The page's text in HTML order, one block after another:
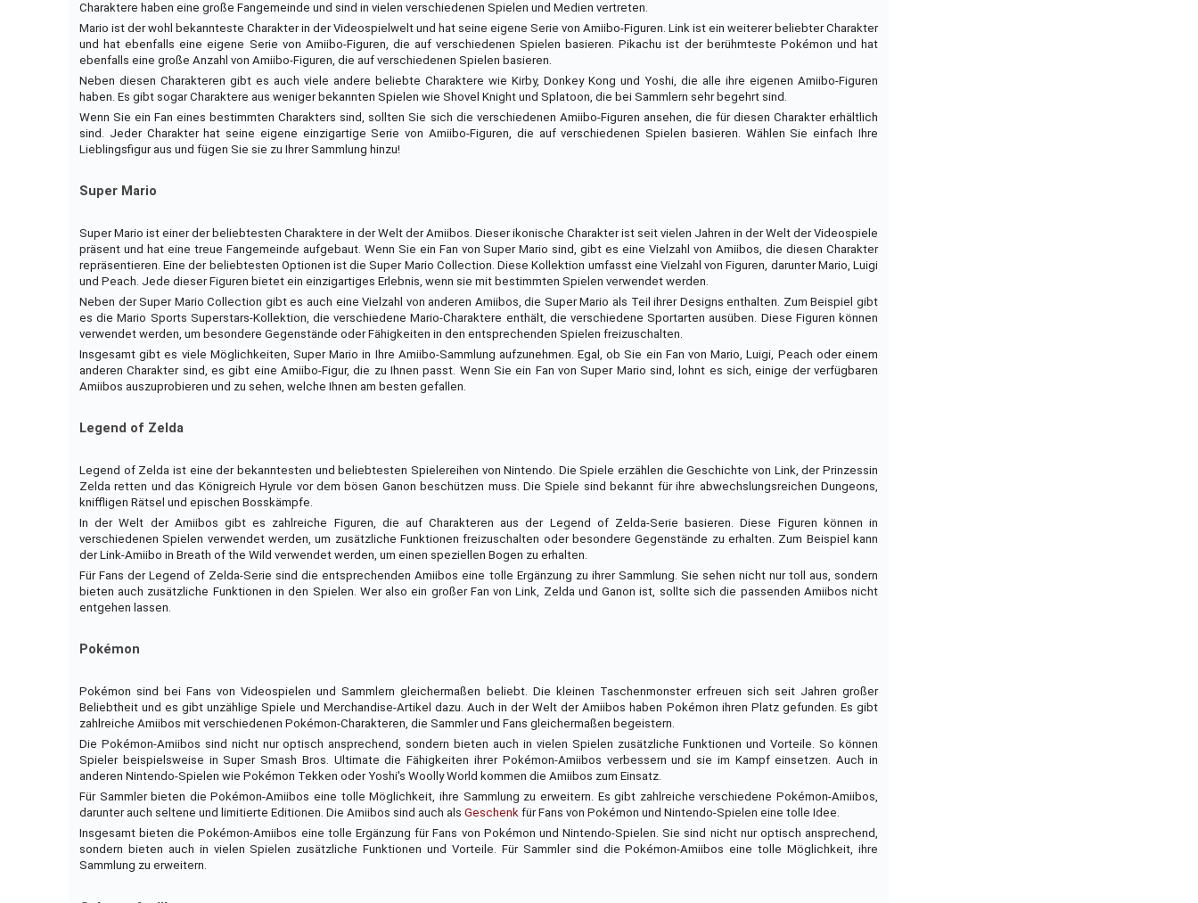
Charaktere haben eine große Fangemeinde und sind in vielen verschiedenen Spielen und Medien vertreten.
Mario ist der wohl bekannteste Charakter in der Videospielwelt und hat seine eigene Serie von Amiibo-Figuren. Link ist ein weiterer beliebter Charakter
und hat ebenfalls eine eigene Serie von Amiibo-Figuren, die auf verschiedenen Spielen basieren. Pikachu ist der berühmteste Pokémon und hat
ebenfalls eine große Anzahl von Amiibo-Figuren, die auf verschiedenen Spielen basieren.
Neben diesen Charakteren gibt es auch viele andere beliebte Charaktere wie Kirby, Donkey Kong und Yoshi, die alle ihre eigenen Amiibo-Figuren
haben. Es gibt sogar Charaktere aus weniger bekannten Spielen wie Shovel Knight und Splatoon, die bei Sammlern sehr begehrt sind.
Wenn Sie ein Fan eines bestimmten Charakters sind, sollten Sie sich die verschiedenen Amiibo-Figuren ansehen, die für diesen Charakter erhältlich
sind. Jeder Charakter hat seine eigene einzigartige Serie von Amiibo-Figuren, die auf verschiedenen Spielen basieren. Wählen Sie einfach Ihre
Lieblingsfigur aus und fügen Sie sie zu Ihrer Sammlung hinzu!
Super Mario
Super Mario ist einer der beliebtesten Charaktere in der Welt der Amiibos. Dieser ikonische Charakter ist seit vielen Jahren in der Welt der Videospiele
präsent und hat eine treue Fangemeinde aufgebaut. Wenn Sie ein Fan von Super Mario sind, gibt es eine Vielzahl von Amiibos, die diesen Charakter
repräsentieren. Eine der beliebtesten Optionen ist die Super Mario Collection. Diese Kollektion umfasst eine Vielzahl von Figuren, darunter Mario, Luigi
und Peach. Jede dieser Figuren bietet ein einzigartiges Erlebnis, wenn sie mit bestimmten Spielen verwendet werden.
Neben der Super Mario Collection gibt es auch eine Vielzahl von anderen Amiibos, die Super Mario als Teil ihrer Designs enthalten. Zum Beispiel gibt
es die Mario Sports Superstars-Kollektion, die verschiedene Mario-Charaktere enthält, die verschiedene Sportarten ausüben. Diese Figuren können
verwendet werden, um besondere Gegenstände oder Fähigkeiten in den entsprechenden Spielen freizuschalten.
Insgesamt gibt es viele Möglichkeiten, Super Mario in Ihre Amiibo-Sammlung aufzunehmen. Egal, ob Sie ein Fan von Mario, Luigi, Peach oder einem
anderen Charakter sind, es gibt eine Amiibo-Figur, die zu Ihnen passt. Wenn Sie ein Fan von Super Mario sind, lohnt es sich, einige der verfügbaren
Amiibos auszuprobieren und zu sehen, welche Ihnen am besten gefallen.
Legend of Zelda
Legend of Zelda ist eine der bekanntesten und beliebtesten Spielereihen von Nintendo. Die Spiele erzählen die Geschichte von Link, der Prinzessin
Zelda retten und das Königreich Hyrule vor dem bösen Ganon beschützen muss. Die Spiele sind bekannt für ihre abwechslungsreichen Dungeons,
kniffligen Rätsel und epischen Bosskämpfe.
In der Welt der Amiibos gibt es zahlreiche Figuren, die auf Charakteren aus der Legend of Zelda-Serie basieren. Diese Figuren können in
verschiedenen Spielen verwendet werden, um zusätzliche Funktionen freizuschalten oder besondere Gegenstände zu erhalten. Zum Beispiel kann
der Link-Amiibo in Breath of the Wild verwendet werden, um einen speziellen Bogen zu erhalten.
Für Fans der Legend of Zelda-Serie sind die entsprechenden Amiibos eine tolle Ergänzung zu ihrer Sammlung. Sie sehen nicht nur toll aus, sondern
bieten auch zusätzliche Funktionen in den Spielen. Wer also ein großer Fan von Link, Zelda und Ganon ist, sollte sich die passenden Amiibos nicht
entgehen lassen.
Pokémon
Pokémon sind bei Fans von Videospielen und Sammlern gleichermaßen beliebt. Die kleinen Taschenmonster erfreuen sich seit Jahren großer
Beliebtheit und es gibt unzählige Spiele und Merchandise-Artikel dazu. Auch in der Welt der Amiibos haben Pokémon ihren Platz gefunden. Es gibt
zahlreiche Amiibos mit verschiedenen Pokémon-Charakteren, die Sammler und Fans gleichermaßen begeistern.
Die Pokémon-Amiibos sind nicht nur optisch ansprechend, sondern bieten auch in vielen Spielen zusätzliche Funktionen und Vorteile. So können
Spieler beispielsweise in Super Smash Bros. Ultimate die Fähigkeiten ihrer Pokémon-Amiibos verbessern und sie im Kampf einsetzen. Auch in
anderen Nintendo-Spielen wie Pokémon Tekken oder Yoshi's Woolly World kommen die Amiibos zum Einsatz.
Für Sammler bieten die Pokémon-Amiibos eine tolle Möglichkeit, ihre Sammlung zu erweitern. Es gibt zahlreiche verschiedene Pokémon-Amiibos,
darunter auch seltene und limitierte Editionen. Die Amiibos sind auch als Geschenkfür Fans von Pokémon und Nintendo-Spielen eine tolle Idee.
Insgesamt bieten die Pokémon-Amiibos eine tolle Ergänzung für Fans von Pokémon und Nintendo-Spielen. Sie sind nicht nur optisch ansprechend,
sondern bieten auch in vielen Spielen zusätzliche Funktionen und Vorteile. Für Sammler sind die Pokémon-Amiibos eine tolle Möglichkeit, ihre
Sammlung zu erweitern.